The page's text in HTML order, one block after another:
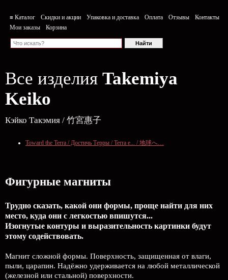
≡ Каталог Скидки и акции Упаковка и доставка Оплата Отзывы
Контакты
Мои заказы
Корзина
Все изделия Takemiya
Keiko
Кэйко Такэмия / 竹宮惠子
Toward the Terra / Достичь Терры / Terra e... / 地球へ…
Фигурные магниты
Трудно сказать, какой они формы, проще найти для них
место, куда они с легкостью впишутся...
Изогнутые контуры и выразительность картинки будут
этому содействовать.
Магнит сложной формы. Поверхность, защищенная от влаги,
пыли, царапин. Надёжно удерживается на любой металлической
(железной или стальной) поверхности.